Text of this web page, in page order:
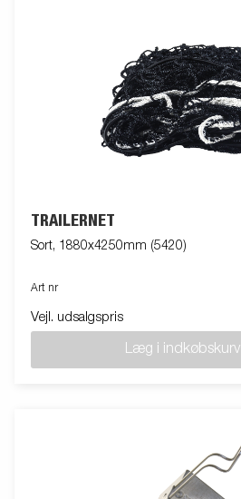
TRAILERNET
Sort, 1880x4250mm (5420)
Art nr
Vejl. udsalgspris
Læg i indkøbskurv